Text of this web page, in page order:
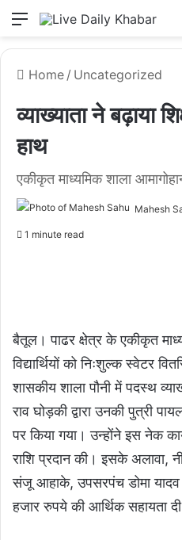
Menu
Home / Uncategorized
व्याख्याता ने बढ़ाया
हाथ
एकीकृत माध्यमिक शाला
Mahesh
1 minute read
बैतूल। पाढर क्षेत्र के एकीकृत
विद्यार्थियों को निःशुल्क स्वेटर
शासकीय शाला पौनी में पदस्थ
राव घोड़की द्वारा उनकी पुत्री
पर किया गया। उन्होंने इस नेक
राशि प्रदान की। इसके अलावा,
संजू आहाके, उपसरपंच डोमा
हजार रुपये की आर्थिक सहायता